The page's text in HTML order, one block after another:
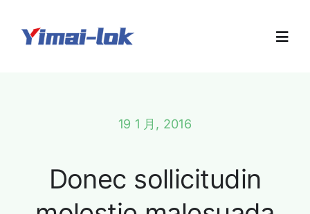
产品展示
19 1 月, 2016
Donec sollicitudin